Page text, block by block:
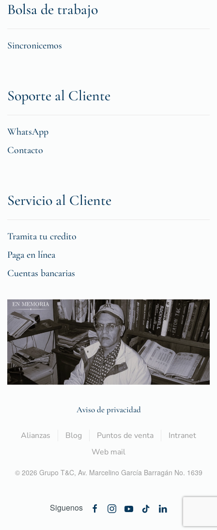
Bolsa de trabajo
Sincronicemos
Soporte al Cliente
WhatsApp
Contacto
Servicio al Cliente
Tramita tu credito
Paga en línea
Cuentas bancarias
Aviso de privacidad
Alianzas Blog Puntos de venta
Intranet
Web mail
© 2026 Grupo T&C, Av. Marcelino García Barragán No. 1639
Siguenos